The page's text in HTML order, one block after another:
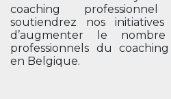
coaching
soutiendrez nos initiatives
d’augmenter le
professionnels du
en Belgique.